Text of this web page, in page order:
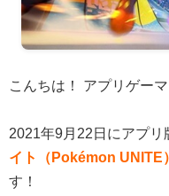
こんちは！ アプリゲー
2021年9月22日にアプリ
イト（Pokémon UNITE）
す！